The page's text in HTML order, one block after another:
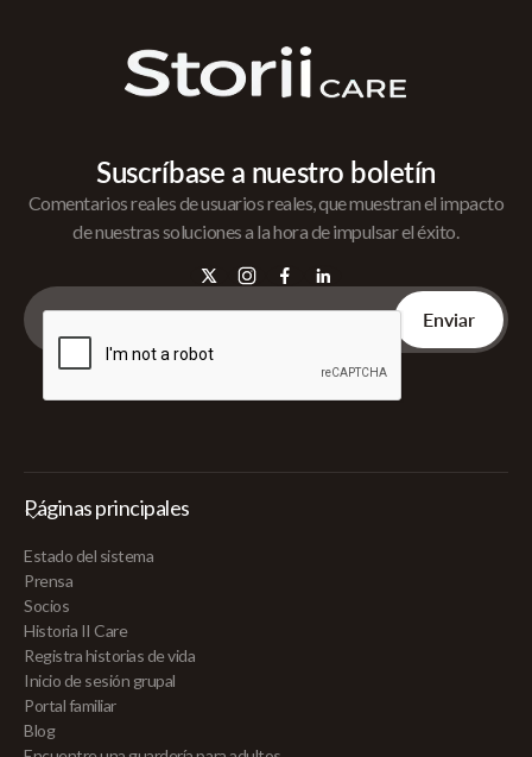
Suscríbase a nuestro boletín
Comentarios reales de usuarios reales, que muestran el impacto
de nuestras soluciones a la hora de impulsar el éxito.
Páginas principales
Estado del sistema
Prensa
Socios
Historia II Care
Registra historias de vida
Inicio de sesión grupal
Portal familiar
Blog